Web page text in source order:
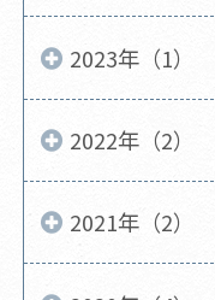
2023年（1）
2022年（2）
2021年（2）